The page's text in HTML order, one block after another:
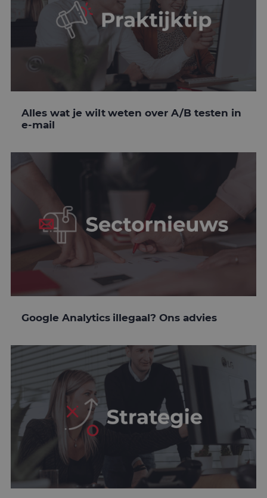
Alles wat je wilt weten over A/B testen in
e-mail
Google Analytics illegaal? Ons advies